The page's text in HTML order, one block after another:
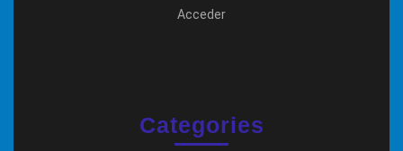
Acceder
Categories